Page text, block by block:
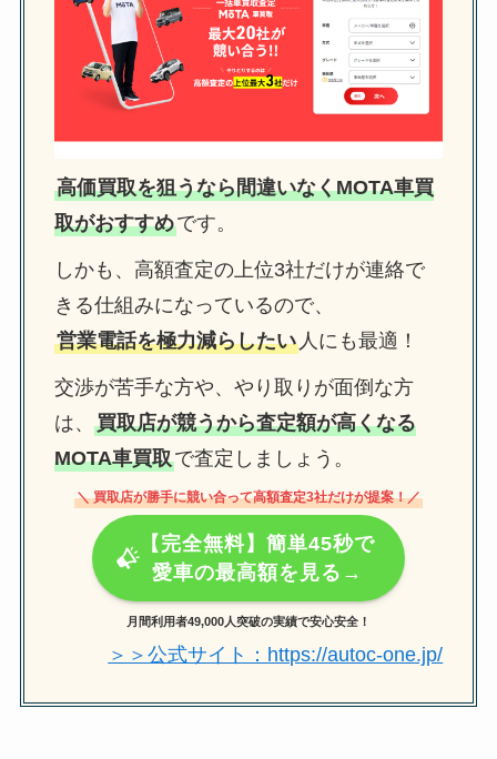
高価買取を狙うなら間違いなくMOTA車買
取がおすすめです。
しかも、高額査定の上位3社だけが連絡で
きる仕組みになっているので、
営業電話を極力減らしたい人にも最適！
交渉が苦手な方や、やり取りが面倒な方
は、 買取店が競うから査定額が高くなる
MOTA車買取で査定しましょう。
＼ 買取店が勝手に競い合って高額査定3社だけが提案！／
【完全無料】簡単45秒で
愛車の最高額を見る→
月間利用者49,000人突破の実績で安心安全！
＞＞公式サイト：https://autoc-one.jp/